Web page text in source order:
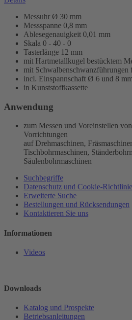
Messuhr Ø 30 mm
Messspanne 0,8 mm
Ablesegenauigkeit 0,01 mm
Skala 0 - 40 - 0
Tasterlänge 12 mm
mit Hartmetallkugel bestücktem
mit Schwalbenschwanzführungen
incl. Einspannschaft Ø 6 und 8 mm
in Kunststoffkassette
Anwendung
zum Messen und Voreinstellen
Vorrichtungen
auf Drehmaschinen,
Tischbohrmaschinen,
Säulenbohrmaschinen
Suchbegriffe
Datenschutz und Cookie-
Erweiterte Suche
Bestellungen und Rücksendungen
Kontaktieren Sie uns
Informationen
Videos
Downloads
Katalog und Prospekte
Betriebsanleitungen